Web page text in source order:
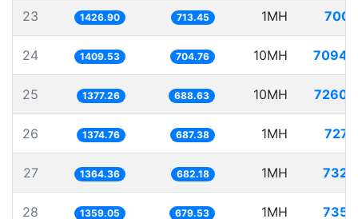
23 1426.90 713.45 1MH
24 1409.53 704.76 10MH
25 1377.26 688.63 10MH
26 1374.76 687.38 1MH
27 1364.36 682.18 1MH
28 1359.05 679.53 1MH